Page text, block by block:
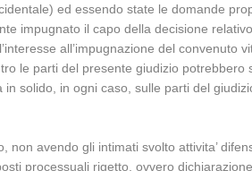
ed essendo state le domande
impugnato il capo della decisione
all’impugnazione del convenuto
le parti del presente giudizio
solido, in ogni caso, sulle parti del
non avendo gli intimati svolto attivita’
processuali rigetto, ovvero